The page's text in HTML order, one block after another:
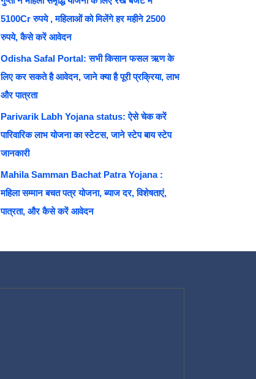
5100Cr रुपये , महिलाओं को मिलेंगे हर महीने 2500
रुपये, कैसे करें आवेदन
Odisha Safal Portal: सभी किसान फसल ऋण के
लिए कर सकते है आवेदन, जाने क्या है पूरी प्रक्रिया, लाभ
और पात्रता
Parivarik Labh Yojana status: ऐसे चेक करें
पारिवारिक लाभ योजना का स्टेटस, जाने स्टेप बाय स्टेप
जानकारी
Mahila Samman Bachat Patra Yojana :
महिला सम्मान बचत पत्र योजना, ब्याज दर, विशेषताएं,
पात्रता, और कैसे करें आवेदन